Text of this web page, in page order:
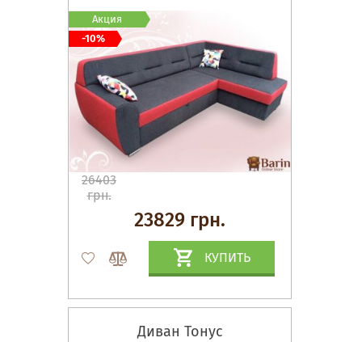
26403
грн.
23829 грн.
КУПИТЬ
Акция
-10%
Диван Тонус